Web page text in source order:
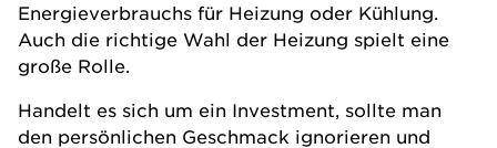
Energieverbrauchs für Heizung oder Kühlung.
Auch die richtige Wahl der Heizung spielt eine
große Rolle.
Handelt es sich um ein Investment, sollte man
den persönlichen Geschmack ignorieren und